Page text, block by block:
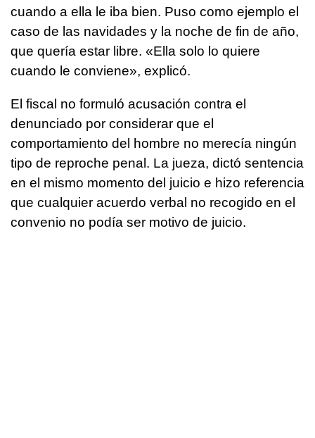
cuando a ella le iba bien. Puso como ejemplo el
caso de las navidades y la noche de fin de año,
que quería estar libre. «Ella solo lo quiere
cuando le conviene», explicó.
El fiscal no formuló acusación contra el
denunciado por considerar que el
comportamiento del hombre no merecía ningún
tipo de reproche penal. La jueza, dictó sentencia
en el mismo momento del juicio e hizo referencia
que cualquier acuerdo verbal no recogido en el
convenio no podía ser motivo de juicio.